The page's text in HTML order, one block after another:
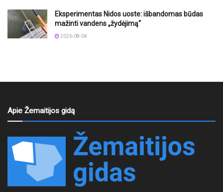
Eksperimentas Nidos uoste: išbandomas būdas
mažinti vandens „žydėjimą“
2026-08-04
Apie Žemaitijos gidą